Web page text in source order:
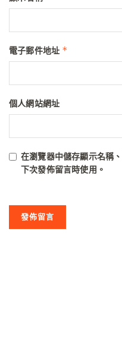
電子郵件地址 *
個人網站網址
在瀏覽器中儲存顯示名稱
下次發佈留言時使用。